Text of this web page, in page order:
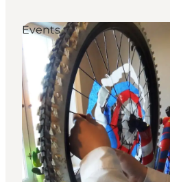
Planifiez votre voyage
Events